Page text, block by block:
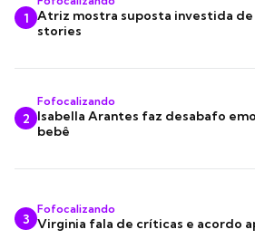
1 Atriz mostra suposta investida de
stories
2
Fofocalizando
Isabella Arantes faz desabafo
bebê
3
Fofocalizando
Virginia fala de críticas e acordo